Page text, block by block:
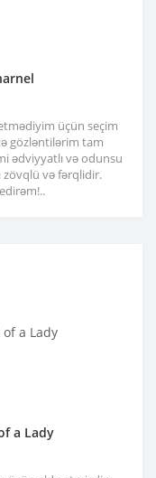
üçün seçim
gözləntilərim tam
ədviyyatlı və odunsu
və fərqlidir.
a Lady